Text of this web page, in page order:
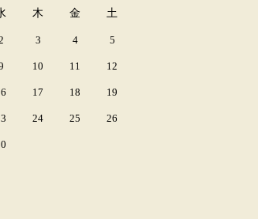
木 金 土
3 4 5
10 11 12
17 18 19
24 25 26